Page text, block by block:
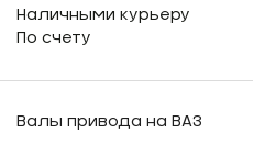
Наличными курьеру
По счету
Валы привода на ВАЗ